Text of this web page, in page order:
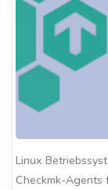
Linux
Checkmk-Agents